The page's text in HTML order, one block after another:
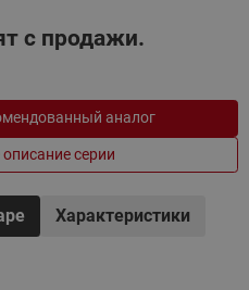
с продажи.
аналог
серии
Характеристики